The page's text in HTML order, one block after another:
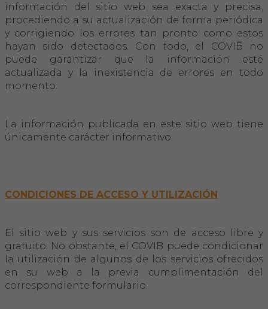
información del sitio web sea exacta y precisa,
procediendo a su actualización de forma periódica
y corrigiendo los errores tan pronto como estos
hayan sido detectados. Con todo, el COVIB no
puede garantizar que la información esté
actualizada y la inexistencia de errores en todo
momento.
La información publicada en este sitio web tiene
únicamente carácter informativo.
CONDICIONES DE ACCESO Y UTILIZACIÓN
El sitio web y sus servicios son de acceso libre y
gratuito. No obstante, el COVIB puede condicionar
la utilización de algunos de los servicios ofrecidos
en su web a la previa cumplimentación del
correspondiente formulario.